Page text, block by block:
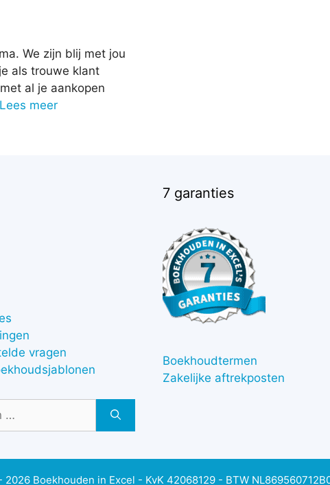
We zijn blij met jou
als trouwe klant
al je aankopen
Lees meer
vragen
7 garanties
Boekhoudtermen
Zakelijke aftrekposten
2026 Boekhouden in Excel - KvK 42068129 - BTW